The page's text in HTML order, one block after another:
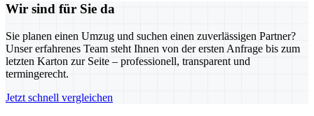
Wir sind für Sie da
Sie planen einen Umzug und suchen einen zuverlässigen Partner?
Unser erfahrenes Team steht Ihnen von der ersten Anfrage bis zum
letzten Karton zur Seite – professionell, transparent und
termingerecht.
Jetzt schnell vergleichen